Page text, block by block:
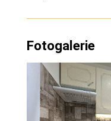
Fotogalerie